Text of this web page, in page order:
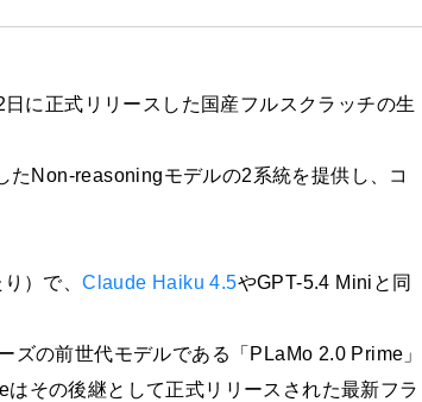
に正式リリースした国産フルスクラッチの生
Non-reasoningモデルの2系統を提供し、コ
）で、Claude Haiku 4.5やGPT-5.4 Miniと同
の前世代モデルである「PLaMo 2.0 Prime」
その後継として正式リリースされた最新フラ